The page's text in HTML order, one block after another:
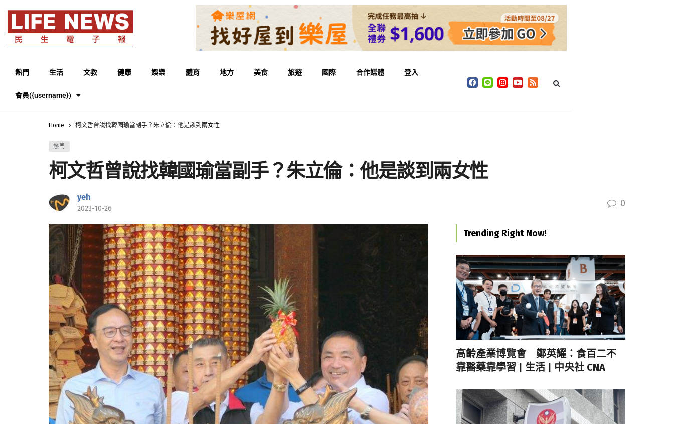
熱門 生活 文教 健康 娛樂 體育 地方 美食 旅遊 國際 合作媒體 登入
會員({username})
Home 柯文哲曾說找韓國瑜當副手？朱立倫：他是談到兩女性
熱門
柯文哲曾說找韓國瑜當副手？朱立倫：他是談到兩女性
yeh
2023-10-26 0
Trending Right Now!
高齡產業博覽會 鄭英耀：食百二不
靠醫藥靠學習 | 生活 | 中央社 CNA